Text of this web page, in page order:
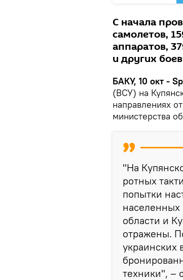
С начала
самолетов,
аппаратов,
и других
БАКУ, 10 окт -
(ВСУ) на
направлениях
министерства
"На
ротных
попытки
населенных
области и
отражены.
украинских
техники", –